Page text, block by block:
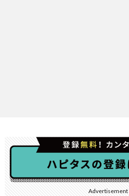
Advertisement